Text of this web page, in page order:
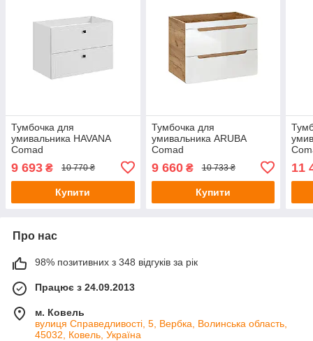
Тумбочка для
умивальника HAVANA
Comad
9 693 ₴ 10 770 ₴
Купити
Тумбочка для
умивальника ARUBA
Comad
9 660₴ 10 733 ₴
Купити
11
Про нас
98% позитивних з 348 відгуків за рік
Працює з 24.09.2013
м. Ковель
вулиця Справедливості, 5, Вербка, Волинська область,
45032, Ковель, Україна